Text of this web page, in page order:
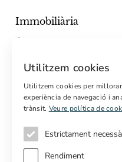
Immobiliària
Comprar
Pressupost gratuït de
Serveis
Compradors
Propietats off-market
Utilitzem cookies
Utilitzem cookies per
experiència de navegació i
trànsit. Veure política de
Estrictament
Rendiment